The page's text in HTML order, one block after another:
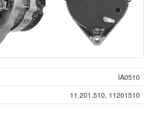
IA0510
11.201.510, 11201510